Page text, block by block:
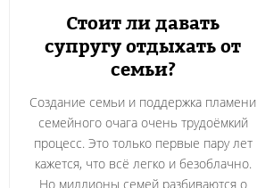
Стоит ли давать
супругу отдыхать от
семьи?
Создание семьи и поддержка пламени
семейного очага очень трудоёмкий
процесс. Это только первые пару лет
кажется, что всё легко и безоблачно.
Но миллионы семей разбиваются о